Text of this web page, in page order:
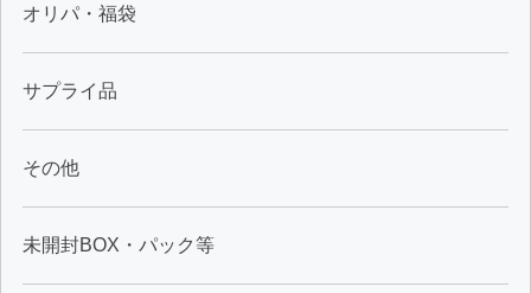
オリパ・福袋
サプライ品
その他
未開封BOX・パック等